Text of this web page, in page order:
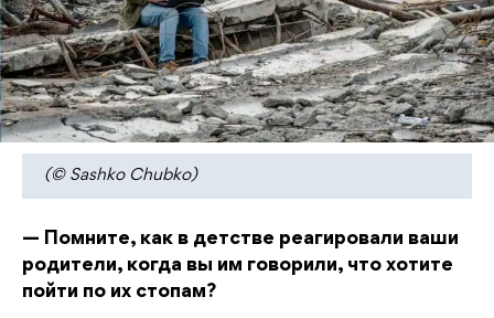
(© Sashko Chubko)
— Помните, как в детстве реагировали ваши
родители, когда вы им говорили, что хотите
пойти по их стопам?